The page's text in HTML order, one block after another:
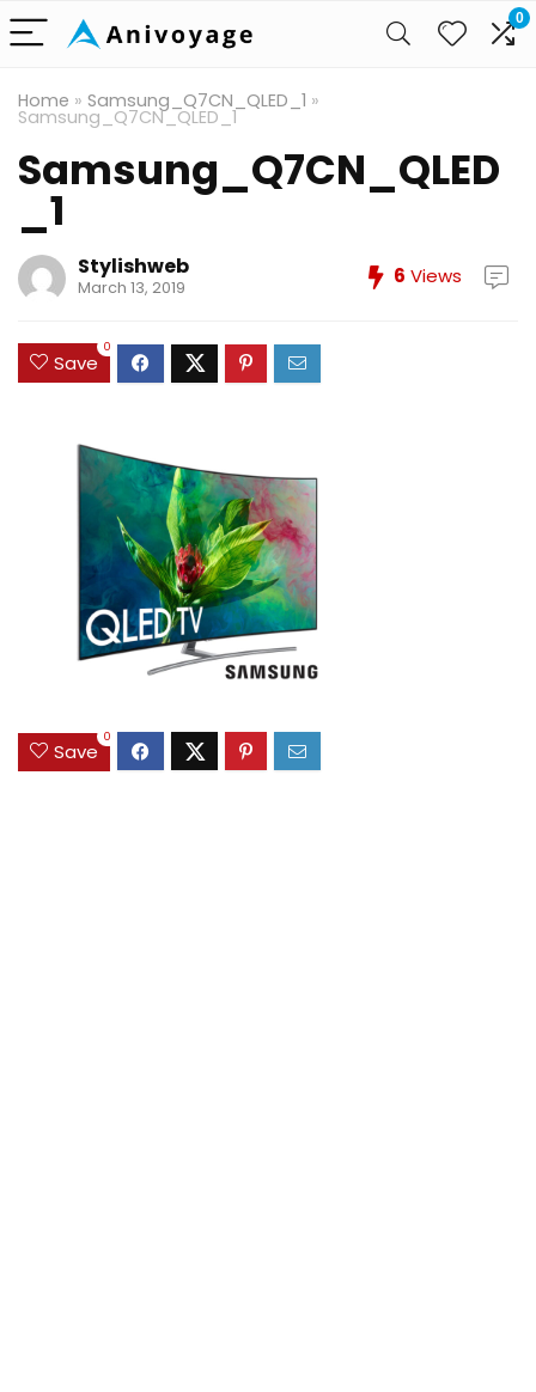
0
Home » Samsung_Q7CN_QLED_1 »
Samsung_Q7CN_QLED_1
Samsung_Q7CN_QLED
_1
Stylishweb
March 13, 2019 6 Views
Save
0
Save
0